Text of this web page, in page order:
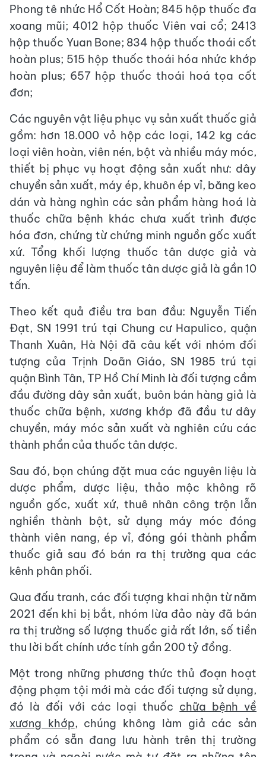
Phong tê nhức Hổ Cốt Hoàn; 845 hộp thuốc đa
xoang mũi; 4012 hộp thuốc Viên vai cổ; 2413
hộp thuốc Yuan Bone; 834 hộp thuốc thoái cốt
hoàn plus; 515 hộp thuốc thoái hóa nhức khớp
hoàn plus; 657 hộp thuốc thoái hoá tọa cốt
đơn;
Các nguyên vật liệu phục vụ sản xuất thuốc giả
gồm: hơn 18.000 vỏ hộp các loại, 142 kg các
loại viên hoàn, viên nén, bột và nhiều máy móc,
thiết bị phục vụ hoạt động sản xuất như: dây
chuyền sản xuất, máy ép, khuôn ép vỉ, băng keo
dán và hàng nghìn các sản phẩm hàng hoá là
thuốc chữa bệnh khác chưa xuất trình được
hóa đơn, chứng từ chứng minh nguồn gốc xuất
xứ. Tổng khối lượng thuốc tân dược giả và
nguyên liệu để làm thuốc tân dược giả là gần 10
tấn.
Theo kết quả điều tra ban đầu: Nguyễn Tiến
Đạt, SN 1991 trú tại Chung cư Hapulico, quận
Thanh Xuân, Hà Nội đã câu kết với nhóm đối
tượng của Trịnh Doãn Giáo, SN 1985 trú tại
quận Bình Tân, TP Hồ Chí Minh là đối tượng cầm
đầu đường dây sản xuất, buôn bán hàng giả là
thuốc chữa bệnh, xương khớp đã đầu tư dây
chuyền, máy móc sản xuất và nghiên cứu các
thành phần của thuốc tân dược.
Sau đó, bọn chúng đặt mua các nguyên liệu là
dược phẩm, dược liệu, thảo mộc không rõ
nguồn gốc, xuất xứ, thuê nhân công trộn lẫn
nghiền thành bột, sử dụng máy móc đóng
thành viên nang, ép vỉ, đóng gói thành phẩm
thuốc giả sau đó bán ra thị trường qua các
kênh phân phối.
Qua đấu tranh, các đối tượng khai nhận từ năm
2021 đến khi bị bắt, nhóm lừa đảo này đã bán
ra thị trường số lượng thuốc giả rất lớn, số tiền
thu lời bất chính ước tính gần 200 tỷ đồng.
Một trong những phương thức thủ đoạn hoạt
động phạm tội mới mà các đối tượng sử dụng,
đó là đối với các loại thuốc chữa bệnh về
xương khớp, chúng không làm giả các sản
phẩm có sẵn đang lưu hành trên thị trường